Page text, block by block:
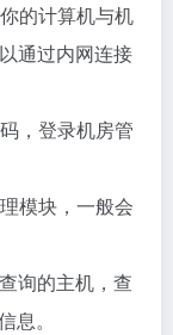
的计算机与机
通过内网连接
，登录机房管
模块，一般会
询的主机，查
。